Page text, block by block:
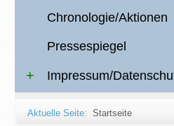
Chronologie/Aktionen
Pressespiegel
Impressum/
Aktuelle Seite: Startseite